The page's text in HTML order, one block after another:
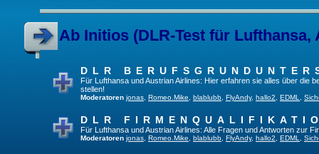
Ab Initios (DLR-Test für Lufthansa,
DLR
Für Lufthansa und Austrian Airlines: Hier erfahren sie alles über die
stellen!
Moderatoren jonas Romeo.Mike blablubb FlyAndy, hallo2 EDML
DLR
Für Lufthansa und Austrian Airlines: Alle Fragen und Antworten zur
Moderatoren jonas Romeo.Mike blablubb FlyAndy, hallo2 EDML